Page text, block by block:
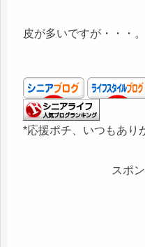
皮が多いですが・・・。
*応援ポチ、いつもあり
スポ